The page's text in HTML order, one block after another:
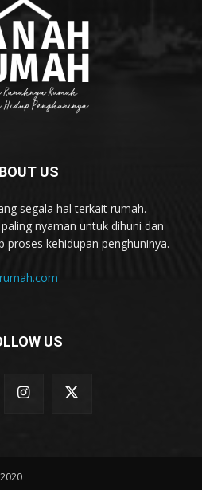
US
segala hal terkait rumah.
nyaman untuk dihuni dan
proses kehidupan penghuninya.
US